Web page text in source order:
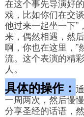
在这个事先导演好
戏，比如你们在交
他过来一起坐一下”
来，偶然相遇，然
啊，你也在这里，”
流。这个表演的精
人。
具体的操作：
一周两次，然后慢
分享圣经的话语，然